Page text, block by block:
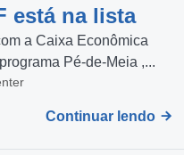
está na lista
a Caixa Econômica
Pé-de-Meia ,...
Continuar lendo